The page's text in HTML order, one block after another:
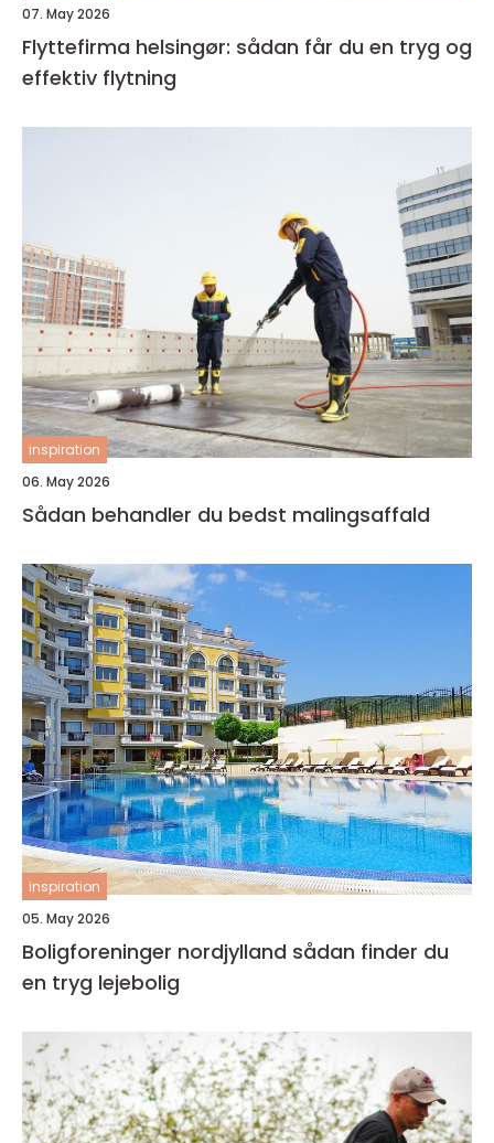
07. May 2026
Flyttefirma helsingør: sådan får du en tryg og
effektiv flytning
inspiration
06. May 2026
Sådan behandler du bedst malingsaffald
inspiration
05. May 2026
Boligforeninger nordjylland sådan finder du
en tryg lejebolig